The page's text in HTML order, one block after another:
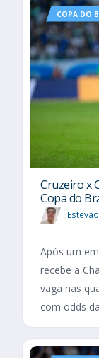
COPA DO
Cruzeiro x
Copa do
Após um
recebe a
vaga nas
com odds